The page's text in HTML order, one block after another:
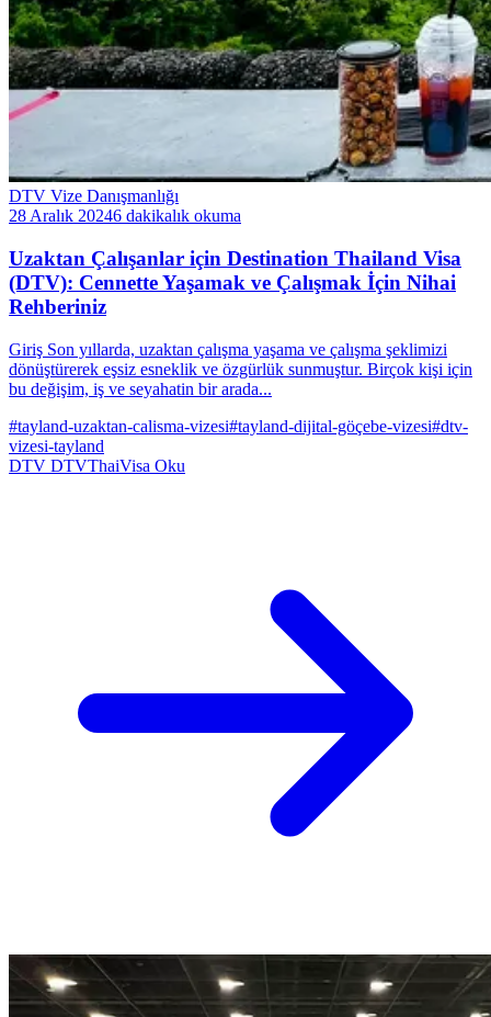
DTV Vize Danışmanlığı
28 Aralık 20246 dakikalık okuma
Uzaktan Çalışanlar için Destination Thailand Visa
(DTV): Cennette Yaşamak ve Çalışmak İçin Nihai
Rehberiniz
Giriş Son yıllarda, uzaktan çalışma yaşama ve çalışma şeklimizi
dönüştürerek eşsiz esneklik ve özgürlük sunmuştur. Birçok kişi için
bu değişim, iş ve seyahatin bir arada...
#tayland-uzaktan-calisma-vizesi#tayland-dijital-göçebe-vizesi#dtv-
vizesi-tayland
DTV DTVThaiVisa Oku